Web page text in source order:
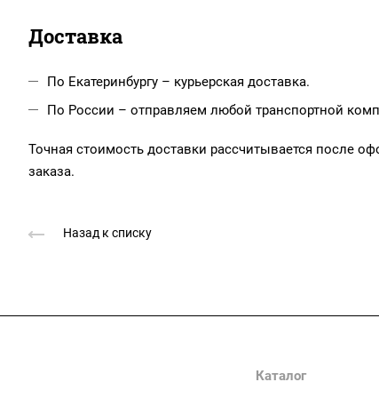
Доставка
По Екатеринбургу – курьерская доставка.
По России – отправляем любой транспортной
Точная стоимость доставки рассчитывается после
заказа.
Назад к списку
Каталог